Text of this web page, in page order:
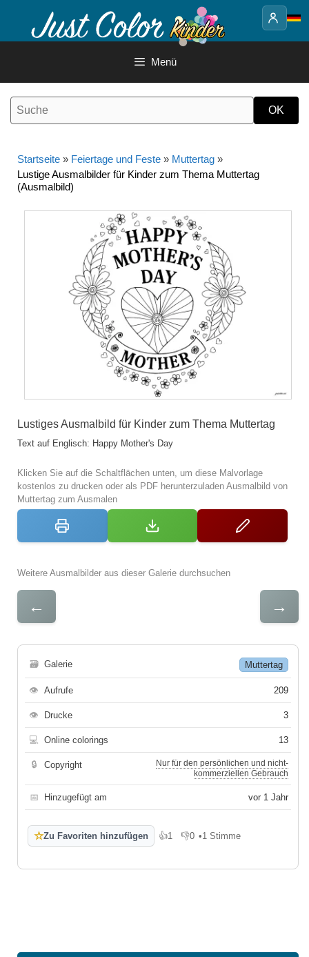
Inhalt
Menü
Startseite » Feiertage und Feste » Muttertag »
Lustige Ausmalbilder für Kinder zum Thema Muttertag
(Ausmalbild)
Lustiges Ausmalbild für Kinder zum Thema Muttertag
Text auf Englisch: Happy Mother's Day
Klicken Sie auf die Schaltflächen unten, um diese Malvorlage
kostenlos zu drucken oder als PDF herunterzuladen Ausmalbild von
Muttertag zum Ausmalen
Weitere Ausmalbilder aus dieser Galerie durchsuchen
← →
🗃 Galerie Muttertag
👁 Aufrufe 209
👁 Drucke 3
💻 Online colorings 13
🔒 Copyright
Nur für den persönlichen und nicht-
kommerziellen Gebrauch
📅 Hinzugefügt am vor 1 Jahr
☆Zu Favoriten hinzufügen 👍1
Gefällt mir
👎0
Gefällt mir nicht
•1 Stimme